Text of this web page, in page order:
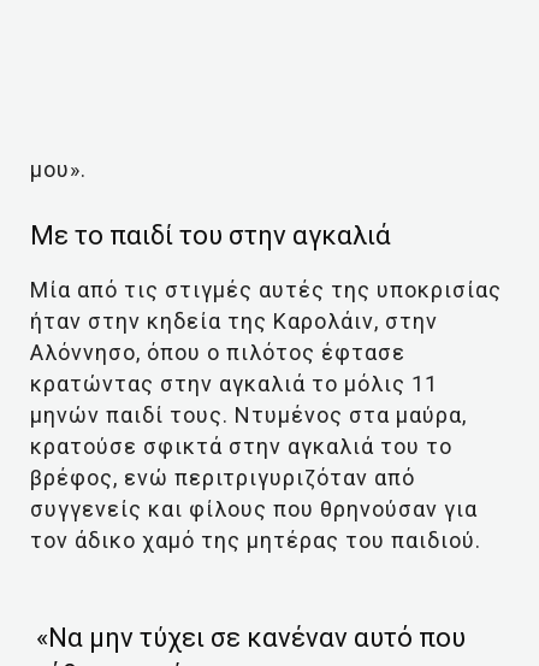
μου».
Με το παιδί του στην αγκαλιά
Μία από τις στιγμές αυτές της υποκρισίας
ήταν στην κηδεία της Καρολάιν, στην
Αλόννησο, όπου ο πιλότος έφτασε
κρατώντας στην αγκαλιά το μόλις 11
μηνών παιδί τους. Ντυμένος στα μαύρα,
κρατούσε σφικτά στην αγκαλιά του το
βρέφος, ενώ περιτριγυριζόταν από
συγγενείς και φίλους που θρηνούσαν για
τον άδικο χαμό της μητέρας του παιδιού.
«Να μην τύχει σε κανέναν αυτό που